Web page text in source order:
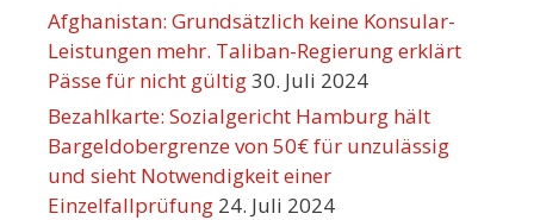
Afghanistan: Grundsätzlich keine Konsular-
Leistungen mehr. Taliban-Regierung erklärt
Pässe für nicht gültig30. Juli 2024
Bezahlkarte: Sozialgericht Hamburg hält
Bargeldobergrenze von 50€ für unzulässig
und sieht Notwendigkeit einer
Einzelfallprüfung 24. Juli 2024